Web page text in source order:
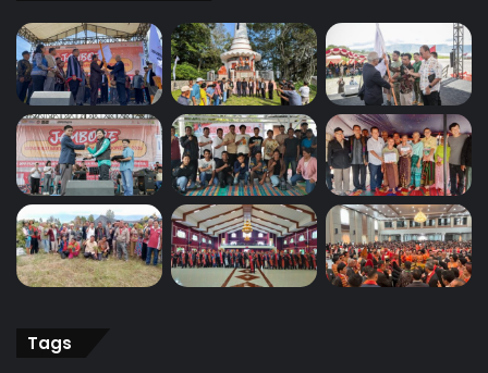
Tags